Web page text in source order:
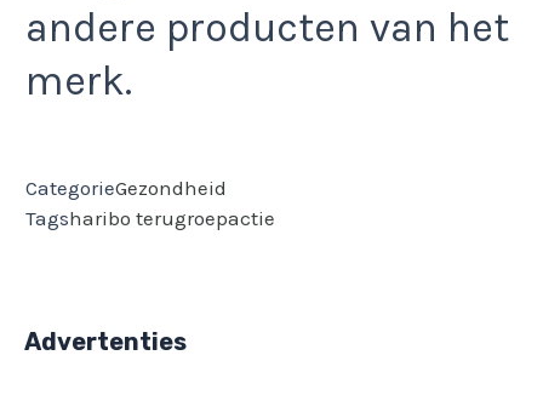
andere producten van het
merk.
CategorieGezondheid
Tagsharibo terugroepactie
Advertenties